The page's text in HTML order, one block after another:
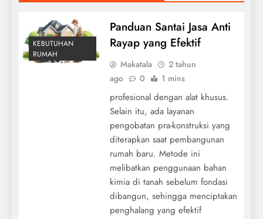
KEBUTUHAN
RUMAH
Panduan Santai Jasa Anti
Rayap yang Efektif
Makatala
2 tahun
ago
0 1 mins
profesional dengan alat khusus.
Selain itu, ada layanan
pengobatan pra-konstruksi yang
diterapkan saat pembangunan
rumah baru. Metode ini
melibatkan penggunaan bahan
kimia di tanah sebelum fondasi
dibangun, sehingga menciptakan
penghalang yang efektif